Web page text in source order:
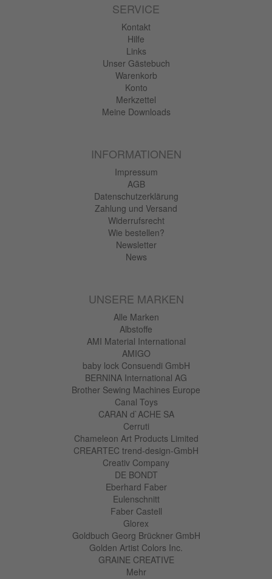
SERVICE
Kontakt
Hilfe
Links
Unser Gästebuch
Warenkorb
Konto
Merkzettel
Meine Downloads
INFORMATIONEN
Impressum
AGB
Datenschutzerklärung
Zahlung und Versand
Widerrufsrecht
Wie bestellen?
Newsletter
News
UNSERE MARKEN
Alle Marken
Albstoffe
AMI Material International
AMIGO
baby lock Consuendi GmbH
BERNINA International AG
Brother Sewing Machines Europe
Canal Toys
CARAN d`ACHE SA
Cerruti
Chameleon Art Products Limited
CREARTEC trend-design-GmbH
Creativ Company
DE BONDT
Eberhard Faber
Eulenschnitt
Faber Castell
Glorex
Goldbuch Georg Brückner GmbH
Golden Artist Colors Inc.
GRAINE CREATIVE
Mehr